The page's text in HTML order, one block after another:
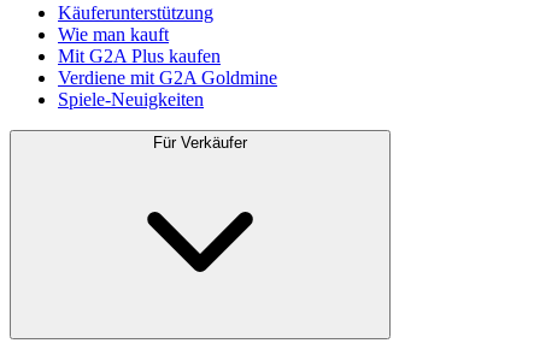
Käuferunterstützung
Wie man kauft
Mit G2A Plus kaufen
Verdiene mit G2A Goldmine
Spiele-Neuigkeiten
Für Verkäufer